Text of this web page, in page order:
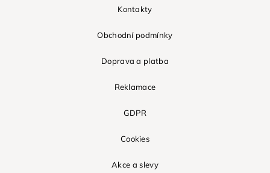
Kontakty
Obchodní podmínky
Doprava a platba
Reklamace
GDPR
Cookies
Akce a slevy